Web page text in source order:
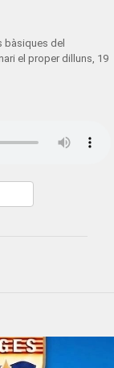
bàsiques del
el proper dilluns, 19